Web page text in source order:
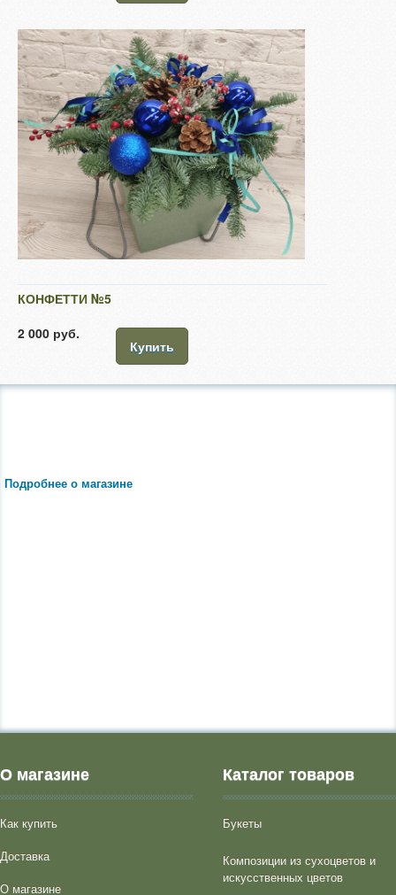
КОНФЕТТИ №5
2 000 руб.
Купить
Подробнее о магазине
О магазине
Как купить
Доставка
О магазине
Каталог товаров
Букеты
Композиции из сухоцветов и
искусственных цветов